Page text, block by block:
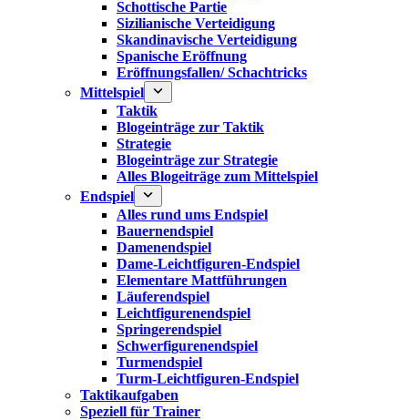
Schottische Partie
Sizilianische Verteidigung
Skandinavische Verteidigung
Spanische Eröffnung
Eröffnungsfallen/ Schachtricks
Mittelspiel
Taktik
Blogeinträge zur Taktik
Strategie
Blogeinträge zur Strategie
Alles Blogeiträge zum Mittelspiel
Endspiel
Alles rund ums Endspiel
Bauernendspiel
Damenendspiel
Dame-Leichtfiguren-Endspiel
Elementare Mattführungen
Läuferendspiel
Leichtfigurenendspiel
Springerendspiel
Schwerfigurenendspiel
Turmendspiel
Turm-Leichtfiguren-Endspiel
Taktikaufgaben
Speziell für Trainer